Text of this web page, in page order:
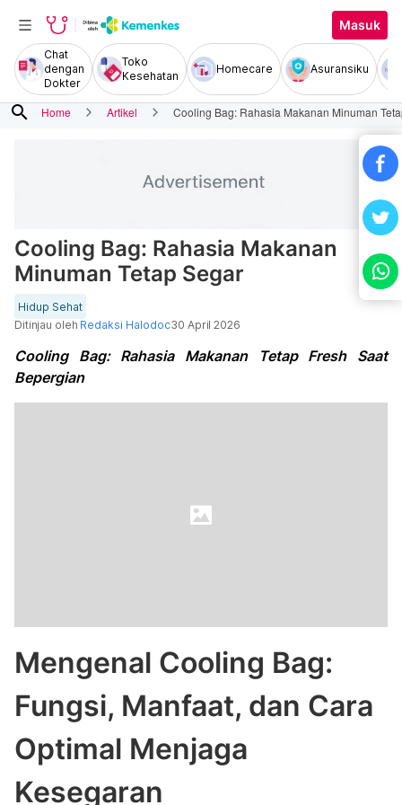
Masuk
Chat
dengan
Dokter
Toko
Kesehatan
Homecare Asuransiku
search Home Artikel Cooling Bag: Rahasia Makanan Minuman
Cooling Bag: Rahasia Makanan
Minuman Tetap Segar
Hidup Sehat
Ditinjau oleh Redaksi Halodoc30 April 2026
Cooling Bag: Rahasia Makanan Tetap Fresh Saat
Bepergian
Mengenal Cooling Bag:
Fungsi, Manfaat, dan Cara
Optimal Menjaga
Kesegaran